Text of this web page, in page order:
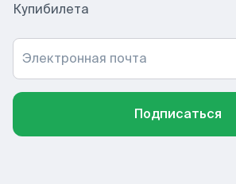
Купибилета
Электронная почта
Подписаться